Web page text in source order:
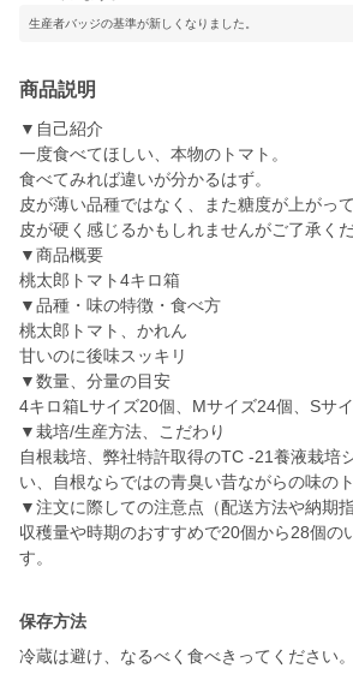
生産者バッジの基準が新しくなりました。
商品説明
▼自己紹介
一度食べてほしい、本物のトマト。
食べてみれば違いが分かるはず。
皮が薄い品種ではなく、また糖度が上がっ
皮が硬く感じるかもしれませんがご了承くだ
▼商品概要
桃太郎トマト4キロ箱
▼品種・味の特徴・食べ方
桃太郎トマト、かれん
甘いのに後味スッキリ
▼数量、分量の目安
4キロ箱Lサイズ20個、Mサイズ24個、Sサ
▼栽培/生産方法、こだわり
自根栽培、弊社特許取得のTC -21養液栽培
い、自根ならではの青臭い昔ながらの味の
▼注文に際しての注意点（配送方法や納期指
収穫量や時期のおすすめで20個から28個の
す。
保存方法
冷蔵は避け、なるべく食べきってください。